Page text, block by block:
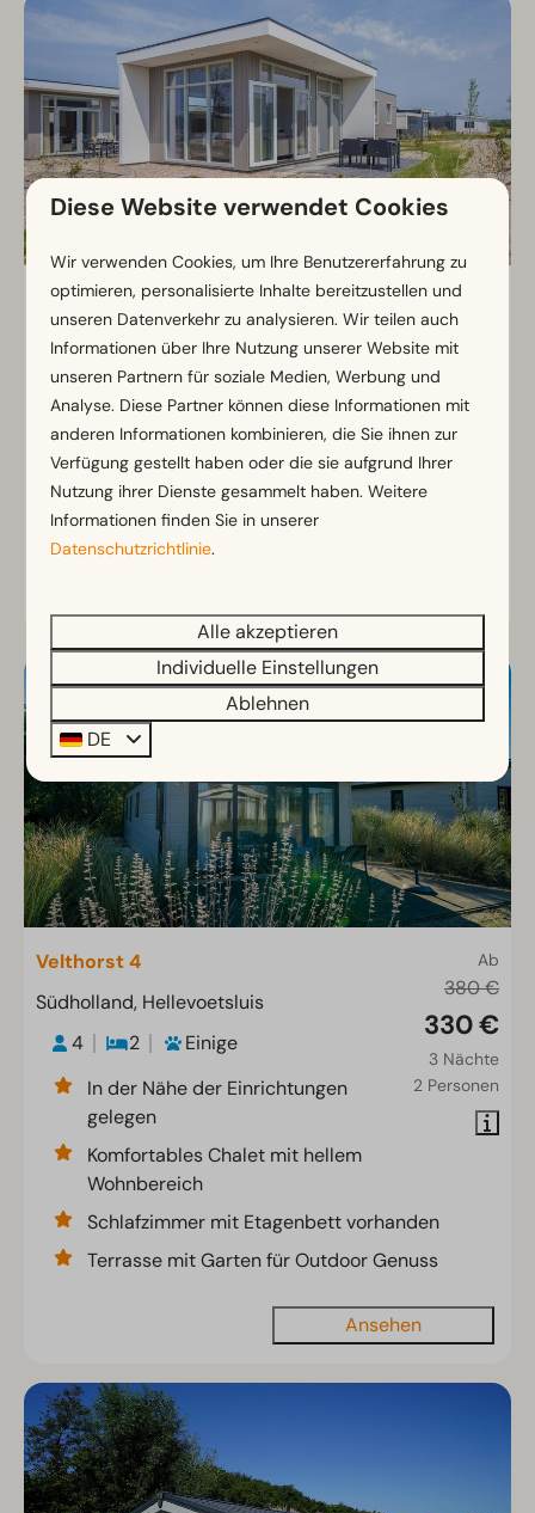
358 €
311 €
3 Nächte
Pavilion 4
Südholland, Hellevoetsluis
4
2
Einige
Gemütliches Pavilion mit warmem
Wohnbereich
Voll ausgestattete Küche vorhanden
Terrasse ideal für Sonnentage
Ab
380 €
330 €
3 Nächte
2 Personen
Velthorst 4
Südholland, Hellevoetsluis
4
2
Einige
In der Nähe der Einrichtungen
gelegen
Komfortables Chalet mit hellem
Wohnbereich
Schlafzimmer mit Etagenbett vorhanden
Terrasse mit Garten für Outdoor Genuss
Ansehen
Diese Website verwendet Cookies
Wir verwenden Cookies, um Ihre Benutzererfahrung zu
optimieren, personalisierte Inhalte bereitzustellen und
unseren Datenverkehr zu analysieren. Wir teilen auch
Informationen über Ihre Nutzung unserer Website mit
unseren Partnern für soziale Medien, Werbung und
Analyse. Diese Partner können diese Informationen mit
anderen Informationen kombinieren, die Sie ihnen zur
Verfügung gestellt haben oder die sie aufgrund Ihrer
Nutzung ihrer Dienste gesammelt haben. Weitere
Informationen finden Sie in unserer
Datenschutzrichtlinie.
Alle akzeptieren
Individuelle Einstellungen
Ablehnen
DE